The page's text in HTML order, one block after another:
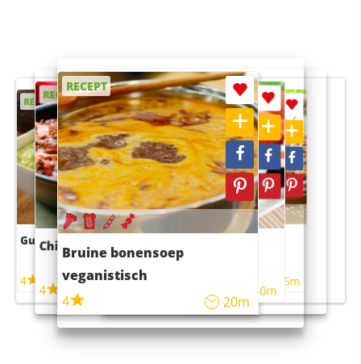
RECEPT
Guacamole
4
RECEPT
Chili con carne
4
RECEPT
Bruine bonensoep
veganistisch
4
20m
RECEPT
Sushi rijstsalade
maaltijdsalade
40m
RECEPT
4 55m